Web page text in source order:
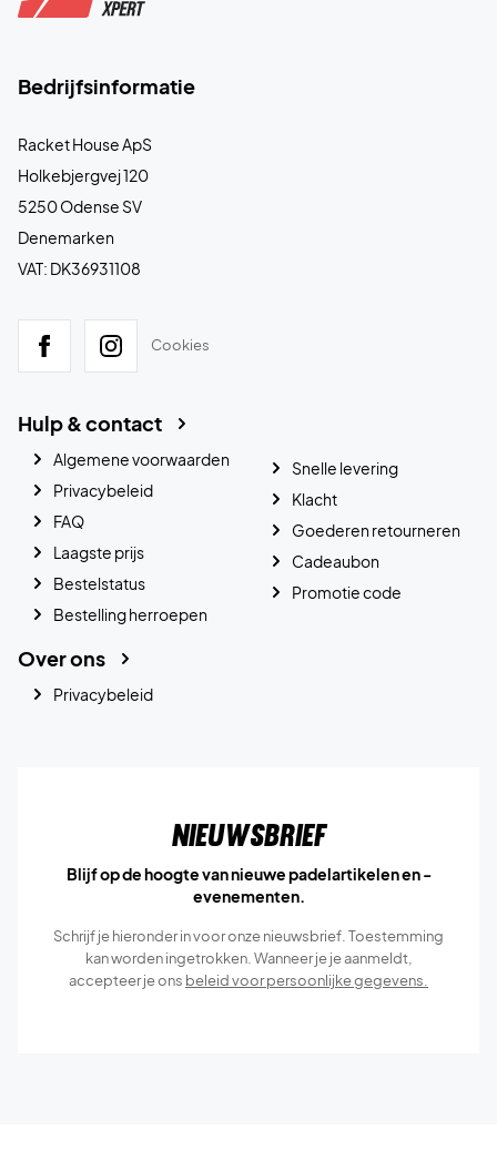
Bedrijfsinformatie
Racket House ApS
Holkebjergvej 120
5250 Odense SV
Denemarken
VAT: DK36931108
Cookies
Hulp & contact
Algemene voorwaarden
Privacybeleid
FAQ
Laagste prijs
Bestelstatus
Bestelling herroepen
Snelle levering
Klacht
Goederen retourneren
Cadeaubon
Promotie code
Over ons
Privacybeleid
Nieuwsbrief
Blijf op de hoogte van nieuwe padelartikelen en -
evenementen.
Schrijf je hieronder in voor onze nieuwsbrief. Toestemming
kan worden ingetrokken. Wanneer je je aanmeldt,
accepteer je ons beleid voor persoonlijke gegevens.